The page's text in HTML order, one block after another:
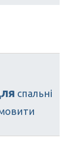
спальні